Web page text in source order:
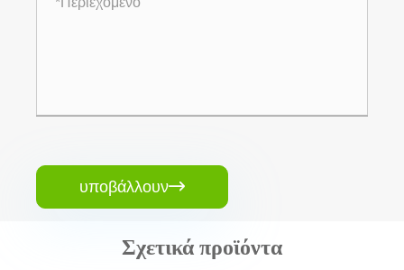
υποβάλλουν
Σχετικά προϊόντα